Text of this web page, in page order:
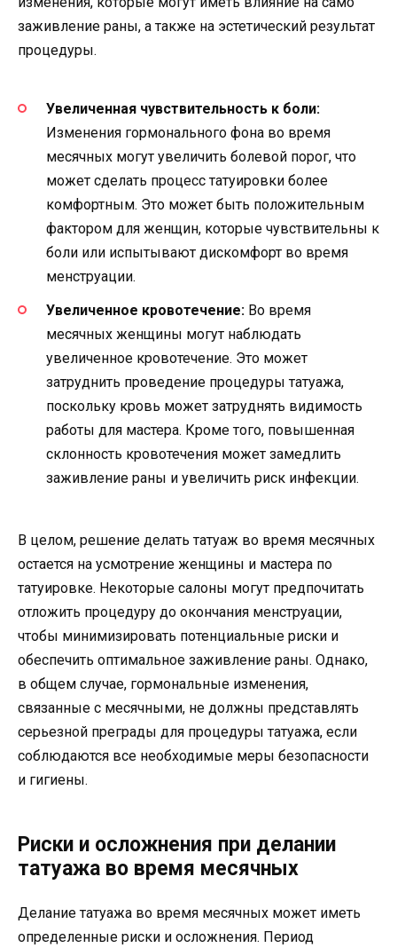
заживление раны, а также на эстетический результат
процедуры.
Увеличенная чувствительность к боли:
Изменения гормонального фона во время
месячных могут увеличить болевой порог, что
может сделать процесс татуировки более
комфортным. Это может быть положительным
фактором для женщин, которые чувствительны к
боли или испытывают дискомфорт во время
менструации.
Увеличенное кровотечение: Во время
месячных женщины могут наблюдать
увеличенное кровотечение. Это может
затруднить проведение процедуры татуажа,
поскольку кровь может затруднять видимость
работы для мастера. Кроме того, повышенная
склонность кровотечения может замедлить
заживление раны и увеличить риск инфекции.
В целом, решение делать татуаж во время месячных
остается на усмотрение женщины и мастера по
татуировке. Некоторые салоны могут предпочитать
отложить процедуру до окончания менструации,
чтобы минимизировать потенциальные риски и
обеспечить оптимальное заживление раны. Однако,
в общем случае, гормональные изменения,
связанные с месячными, не должны представлять
серьезной преграды для процедуры татуажа, если
соблюдаются все необходимые меры безопасности
и гигиены.
Риски и осложнения при делании
татуажа во время месячных
Делание татуажа во время месячных может иметь
определенные риски и осложнения. Период